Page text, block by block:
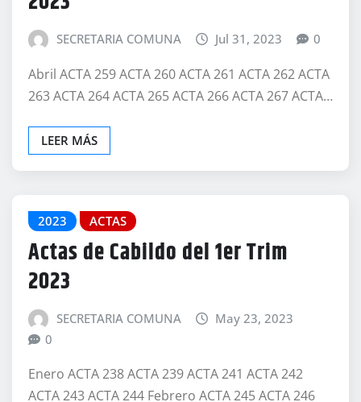
SECRETARIA COMUNA Jul 31, 2023 0
Abril ACTA 259 ACTA 260 ACTA 261 ACTA 262 ACTA
263 ACTA 264 ACTA 265 ACTA 266 ACTA 267 ACTA…
LEER MÁS
2023 ACTAS
Actas de Cabildo del 1er Trim
2023
SECRETARIA COMUNA
May 23, 2023
0
Enero ACTA 238 ACTA 239 ACTA 241 ACTA 242
ACTA 243 ACTA 244 Febrero ACTA 245 ACTA 246